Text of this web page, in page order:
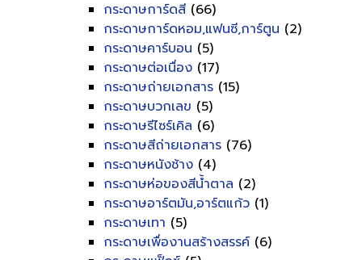
กระดาษการ์ดสี (66)
กระดาษการ์ดหอม,แฟนซี,การ์ตูน (2)
กระดาษคาร์บอน (5)
กระดาษต่อเนื่อง (17)
กระดาษถ่ายเอกสาร (15)
กระดาษบวกเลข (5)
กระดาษรีไซร์เคิล (6)
กระดาษสีถ่ายเอกสาร (76)
กระดาษหนังช้าง (4)
กระดาษห่อของสีน้ำตาล (2)
กระดาษอาร์ตมัน,อาร์ตแก้ว (1)
กระดาษเทา (5)
กระดาษเพื่องานสร้างสรรค์ (6)